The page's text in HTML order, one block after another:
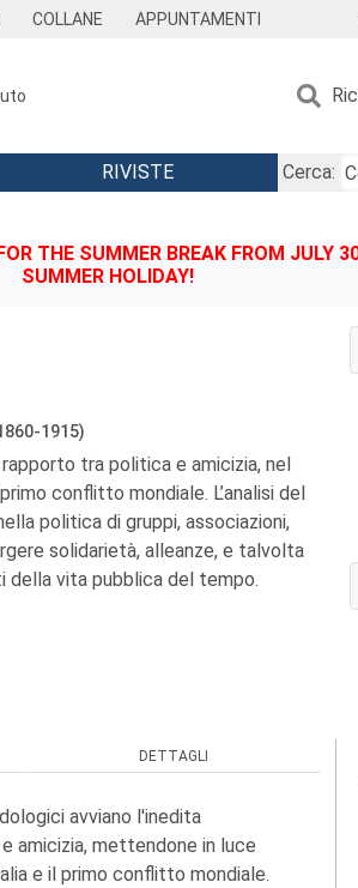
COLLANE APPUNTAMENTI
RIVISTE
Cerca:
THE SUMMER BREAK FROM JULY
SUMMER HOLIDAY!
1915)
tra politica e amicizia, nel
conflitto mondiale. L’analisi del
politica di gruppi, associazioni,
solidarietà, alleanze, e talvolta
della vita pubblica del tempo.
DETTAGLI
avviano l'inedita
amicizia, mettendone in luce
e il primo conflitto mondiale.